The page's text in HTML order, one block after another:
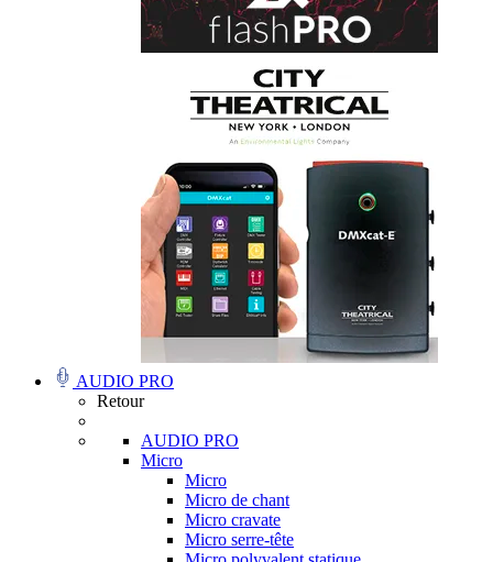
AUDIO PRO
Retour
AUDIO PRO
Micro
Micro
Micro de chant
Micro cravate
Micro serre-tête